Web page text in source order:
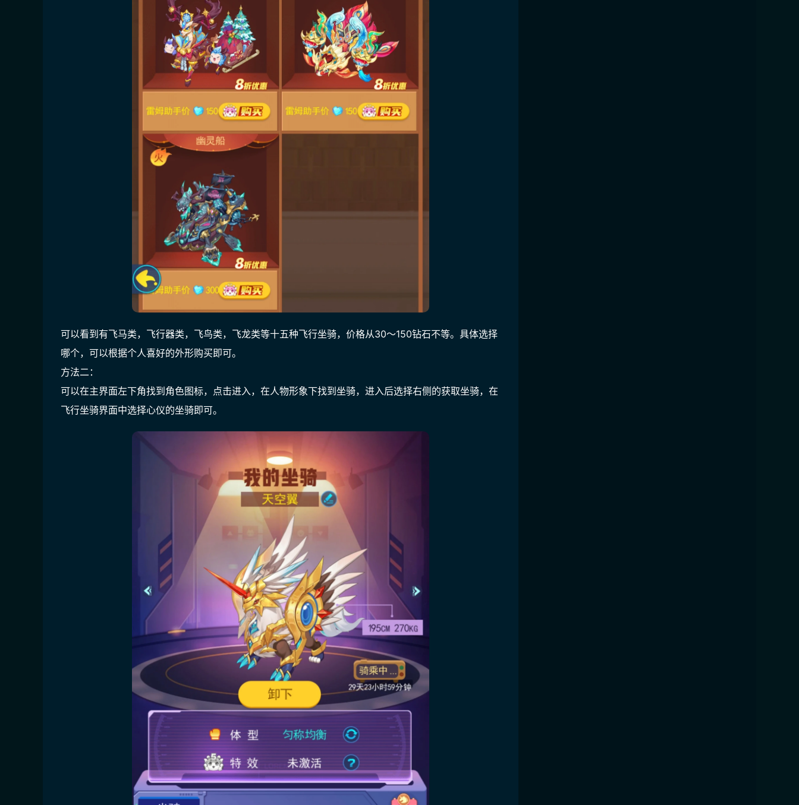
可以看到有飞马类，飞行器类，飞鸟类，飞龙类等十五种飞行坐骑，价格从30～150钻石不等。具体选择
哪个，可以根据个人喜好的外形购买即可。
方法二：
可以在主界面左下角找到角色图标，点击进入，在人物形象下找到坐骑，进入后选择右侧的获取坐骑，在
飞行坐骑界面中选择心仪的坐骑即可。